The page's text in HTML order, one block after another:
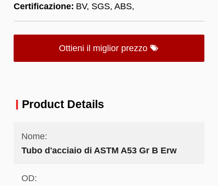
Certificazione: BV, SGS, ABS,
Ottieni il miglior prezzo
Product Details
Nome:
Tubo d'acciaio di ASTM A53 Gr B Erw
OD: